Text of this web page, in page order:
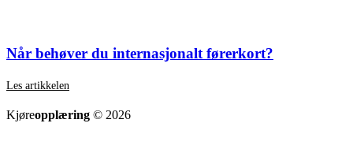
Når behøver du internasjonalt førerkort?
Les artikkelen
Kjøreopplæring © 2026